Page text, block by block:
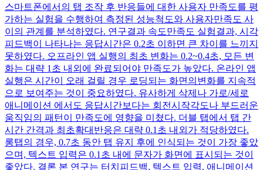
스마트폰에서의 탭 조작 후 반응들에 대한 사용자 만족도를 평
가하는 실험을 수행하여 측정된 성능척도와 사용자만족도 사
이의 관계를 분석하였다. 연구결과 속도만족도 실험결과, 시각
피드백이 나타나는 응답시간은 0.2초 이하면 큰 차이를 느끼지
못하였다. 오프라인 앱 실행의 최초 변화는 0.2~0.4초, 모든 변
화는 대략 1초 내외에 완료되어야 만족도가 높았다. 온라인 앱
실행은 시간이 오래 걸릴 경우 로딩되는 화면의변화를 지속적
으로 보여주는 것이 중요하였다. 유사하게 삭제나 가로/세로
애니메이션 에서도 응답시간보다는 회전시작각도나 부드러운
움직임의 패턴이 만족도에 영향을 미쳤다. 더블 탭에서 탭 간
시간 간격과 최초확대반응은 대략 0.1초 내외가 적당하였다.
롱탭의 경우, 0.7초 동안 탭 유지 후에 인식되는 것이 가장 좋았
으며, 텍스트 입력은 0.1초 내에 문자가 화면에 표시되는 것이
좋았다. 결론 본 연구는 터치피드백, 텍스트 입력, 애니메이션